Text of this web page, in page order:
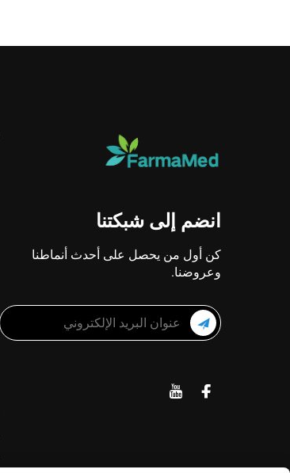
انضم إلى شبكتنا
كن أول من يحصل على أحدث أنماطنا
وعروضنا.